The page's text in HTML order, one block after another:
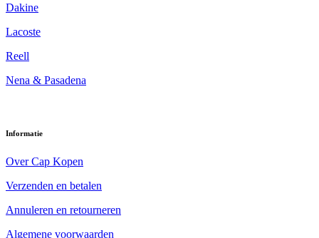
Dakine
Lacoste
Reell
Nena & Pasadena
Informatie
Over Cap Kopen
Verzenden en betalen
Annuleren en retourneren
Algemene voorwaarden